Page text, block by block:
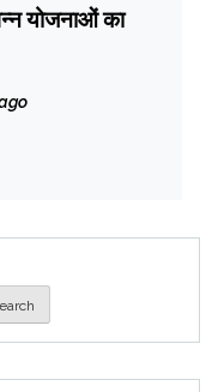
योजनाओं का